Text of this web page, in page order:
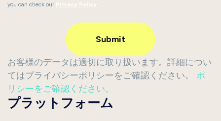
you can check our Privacy Policy.
お客様のデータは適切に取り扱います。詳細につい
てはプライバシーポリシーをご確認ください。 ポ
リシーをご確認ください。
プラットフォーム